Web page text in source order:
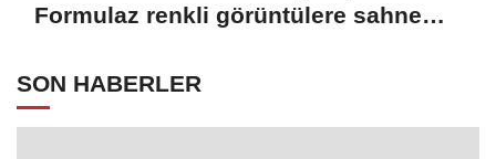
Formulaz renkli görüntülere sahne
SON HABERLER